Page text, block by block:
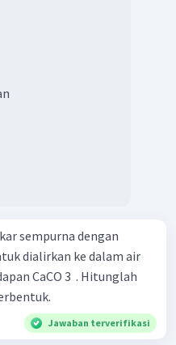
sempurna dengan
dialirkan ke dalam air
CaCO 3 ​ . Hitunglah
Jawaban terverifikasi